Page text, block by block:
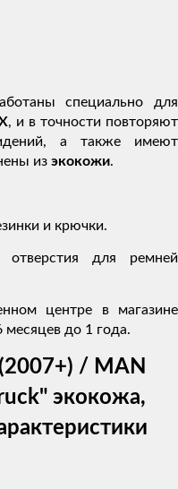
специально для
, и в точности повторяют
а также имеют
из экокожи.
и крючки.
отверстия для ремней
центре в магазине
месяцев до 1 года.
/ MAN
экокожа,